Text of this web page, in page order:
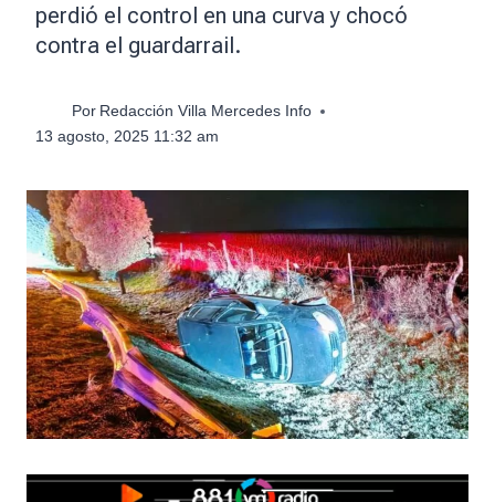
perdió el control en una curva y chocó
contra el guardarrail.
Por Redacción Villa Mercedes Info
13 agosto, 2025 11:32 am